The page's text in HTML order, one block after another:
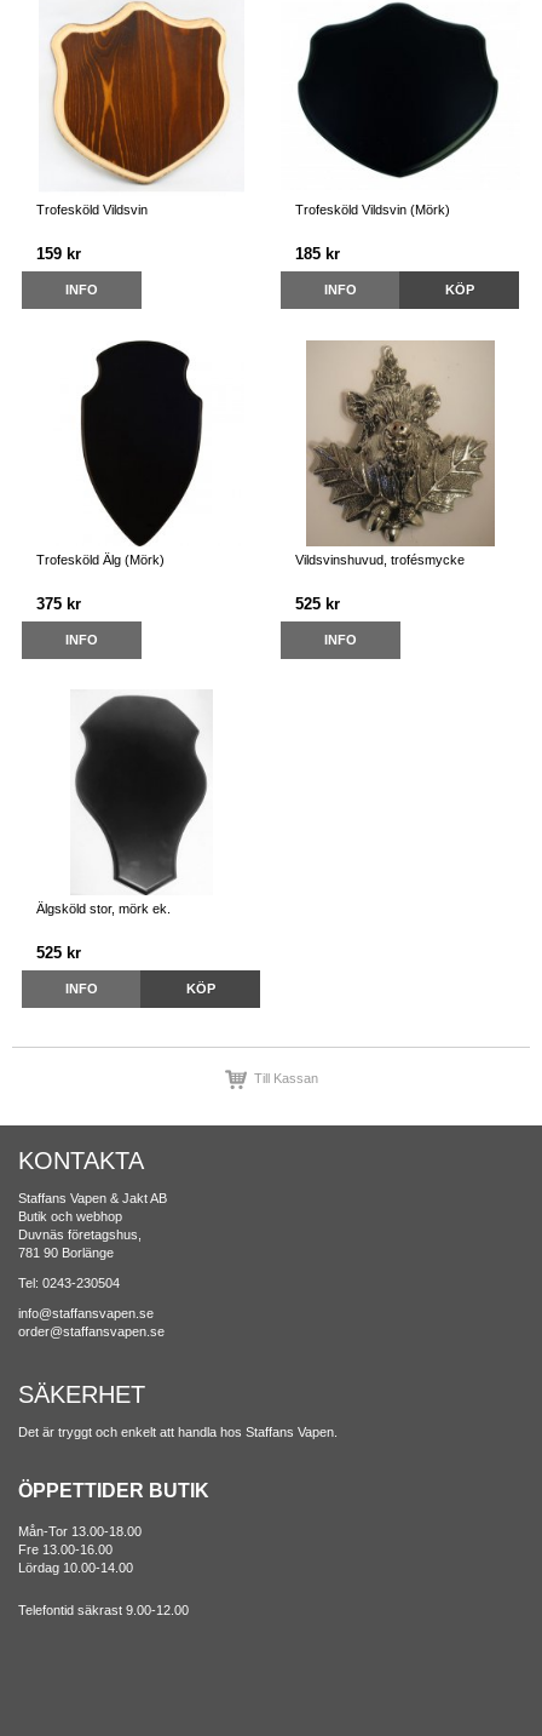
Trofesköld Vildsvin
159 kr
INFO
Trofesköld Vildsvin (Mörk)
185 kr
INFO KÖP
Trofesköld Älg (Mörk)
375 kr
INFO
Vildsvinshuvud, trofésmycke
525 kr
INFO
Älgsköld stor, mörk ek.
525 kr
INFO KÖP
Till Kassan
KONTAKTA
Staffans Vapen & Jakt AB
Butik och webhop
Duvnäs företagshus,
781 90 Borlänge
Tel: 0243-230504
info@staffansvapen.se
order@staffansvapen.se
SÄKERHET
Det är tryggt och enkelt att handla hos Staffans Vapen.
ÖPPETTIDER BUTIK
Mån-Tor 13.00-18.00
Fre 13.00-16.00
Lördag 10.00-14.00
Telefontid säkrast 9.00-12.00